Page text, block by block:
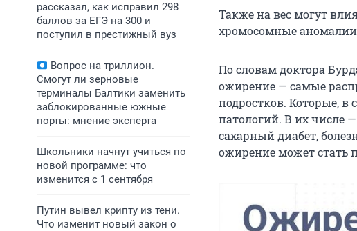
рассказал, как исправил 298
баллов за ЕГЭ на 300 и
поступил в престижный вуз
Вопрос на триллион.
Смогут ли зерновые
терминалы Балтики заменить
заблокированные южные
порты: мнение эксперта
Школьники начнут учиться по
новой программе: что
изменится с 1 сентября
Путин вывел крипту из тени.
Что изменит новый закон о
Также на вес могут
хромосомные аномалии
По словам доктора
ожирение — самые
подростков. Которые, в
патологий. В их числе
сахарный диабет,
ожирение может стать